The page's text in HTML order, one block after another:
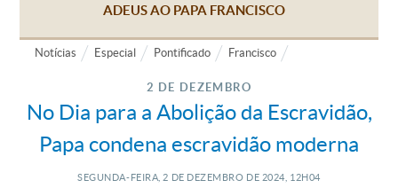
ADEUS AO PAPA FRANCISCO
Notícias Especial Pontificado Francisco
2 DE DEZEMBRO
No Dia para a Abolição da Escravidão,
Papa condena escravidão moderna
SEGUNDA-FEIRA, 2 DE DEZEMBRO DE 2024, 12H04